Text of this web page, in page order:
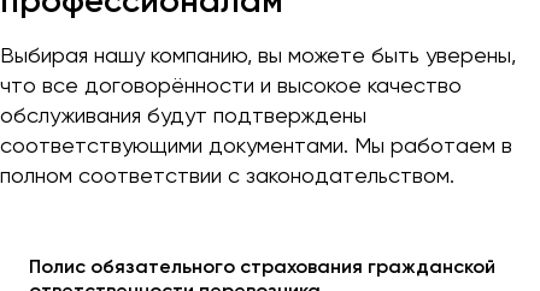
Выбирая нашу компанию, вы можете быть уверены,
что все договорённости и высокое качество
обслуживания будут подтверждены
соответствующими документами. Мы работаем в
полном соответствии с законодательством.
Полис обязательного страхования гражданской